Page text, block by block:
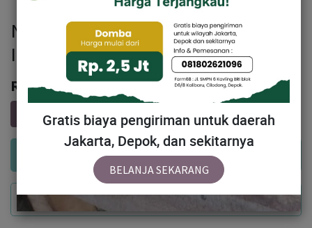
NN01/A2-SBN Domba Dugul
Istimewa 31 - 33 Kg
Rp3,300,000
Add to Cart
Buy Now
Gratis biaya pengiriman untuk daerah
Jakarta, Depok, dan sekitarnya
BELANJA SEKARANG